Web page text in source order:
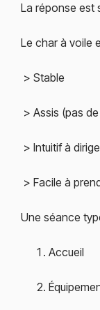
La réponse est
Le char à voile
> Stable
> Assis (pas
> Intuitif à
> Facile à
Une séance
Accueil